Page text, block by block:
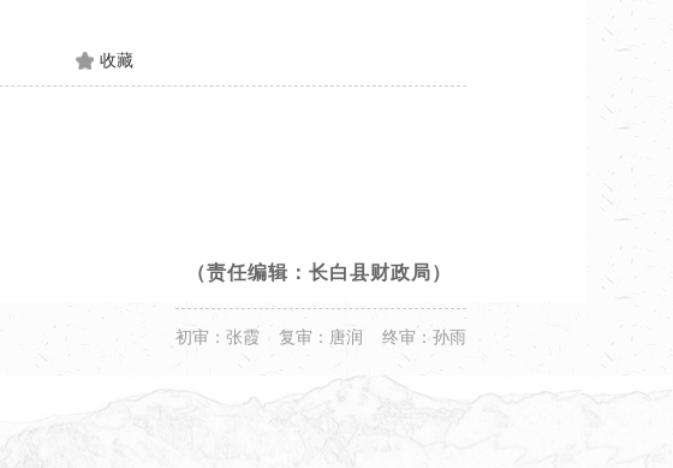
收藏
（责任编辑：长白县财政局）
初审：张霞 复审：唐润 终审：孙雨